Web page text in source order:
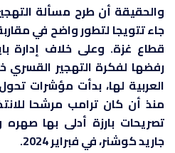
والحقيقة أن طرح مسألة
جاء تتويجا لتطور واضح في
قطاع غزة. وعلى خلاف إدارة
رفضها لفكرة التهجير القسري
العربية لها، بدأت مؤشرات
منذ أن كان ترامب مرشحا
تصريحات بارزة أدلى بها
جاريد كوشنر، في فبراير 2024.